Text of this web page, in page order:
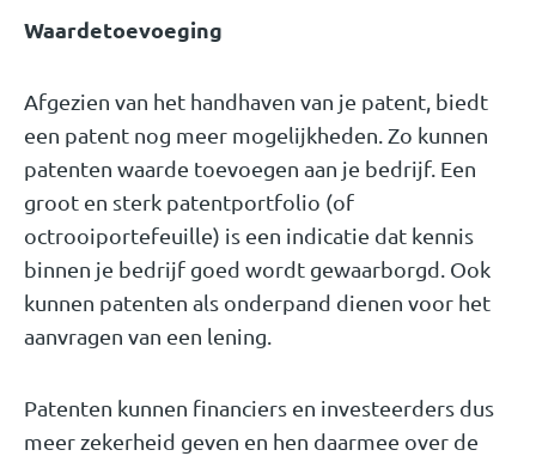
Waardetoevoeging
Afgezien van het handhaven van je patent, biedt
een patent nog meer mogelijkheden. Zo kunnen
patenten waarde toevoegen aan je bedrijf. Een
groot en sterk patentportfolio (of
octrooiportefeuille) is een indicatie dat kennis
binnen je bedrijf goed wordt gewaarborgd. Ook
kunnen patenten als onderpand dienen voor het
aanvragen van een lening.
Patenten kunnen financiers en investeerders dus
meer zekerheid geven en hen daarmee over de